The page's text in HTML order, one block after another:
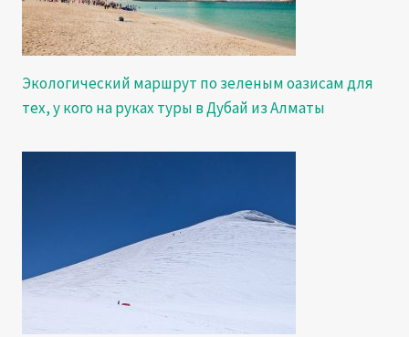
Экологический маршрут по зеленым оазисам для
тех, у кого на руках туры в Дубай из Алматы